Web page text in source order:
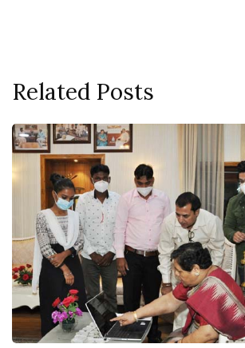
Related Posts